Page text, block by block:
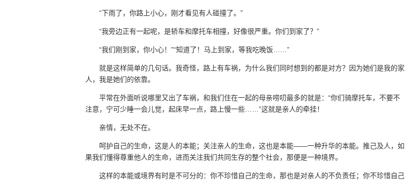
“下雨了，你路上小心，刚才看见有人碰撞了。”
“我旁边正有一起呢，是轿车和摩托车相撞，好像很严重。你们到家了？”
“我们刚到家，你小心！”“知道了！马上到家，等我吃晚饭……”
就是这样简单的几句话。我奇怪，路上有车祸，为什么我们同时想到的都是对方？因为她们是我的家
人，我是她们的依靠。
平常在外面听说哪里又出了车祸，和我们住在一起的母亲唠叨最多的就是：“你们骑摩托车，不要不
注意，宁可少睡一会儿觉，起床早一点，路上慢一些……”这就是亲人的牵挂！
亲情，无处不在。
呵护自己的生命，这是人的本能；关注亲人的生命，这也是本能——一种升华的本能。推己及人，如
果我们懂得尊重他人的生命，进而关注我们共同生存的整个社会，那便是一种境界。
这样的本能或境界有时是不可分的：你不珍惜自己的生命，那也是对亲人的不负责任；你不珍惜自己